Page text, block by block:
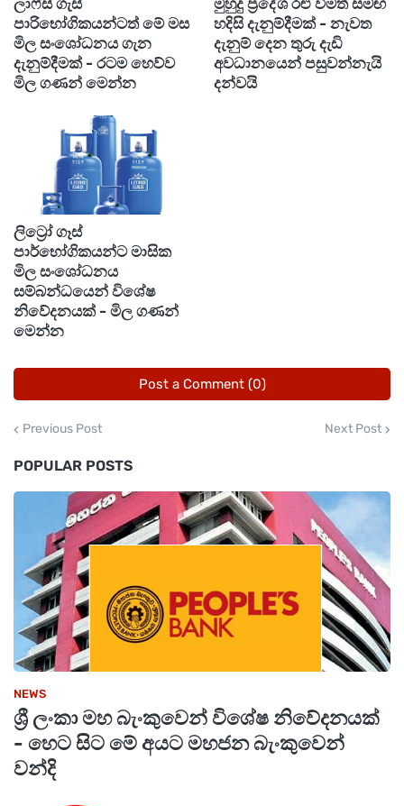
අධ්‍යාපන අමාත්‍යාංශය පියවර ගෙන තිබෙනවා.
ලාෆ්ස් ගැස්
පාරිභෝගිකයන්ටත් මේ මස
මිල සංශෝධනය ගැන
දැනුම්දීමක් - රටම හෙව්ව
මිල ගණන් මෙන්න
මුහුදු ප්‍රදේශ රළු වීමත් සමඟ
හදිසි දැනුම්දීමක් - නැවත
දැනුම් දෙන තුරු දැඩි
අවධානයෙන් පසුවන්නැයි
දන්වයි
ලිට්‍රෝ ගෑස්
පාර්භෝගිකයන්ට මාසික
මිල සංශෝධනය
සම්බන්ධයෙන් විශේෂ
නිවේදනයක් - මිල ගණන්
මෙන්න
Post a Comment (0)
Previous Post Next Post
POPULAR POSTS
NEWS
ශ්‍රී ලංකා මහ බැංකුවෙන් විශේෂ නිවේදනයක්
- හෙට සිට මේ අයට මහජන බැංකුවෙන්
වන්දි